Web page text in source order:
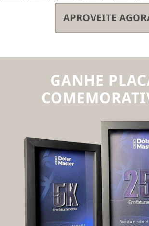
APROVEITE
GANHE